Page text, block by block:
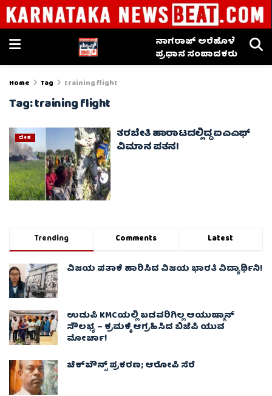
ನಾಗರಾಜ್ ಅರೆಹೊಳೆ
ಪ್ರಧಾನ ಸಂಪಾದಕರು
Home Tag training flight
Tag:training flight
ದೇಶ ತರಬೇತಿ ಹಾರಾಟದಲ್ಲಿದ್ದ ಐಎಎಫ್
ವಿಮಾನ ಪತನ!
Trending Comments Latest
ವಿಜಯ ಪತಾಕೆ ಹಾರಿಸಿದ ವಿಜಯ ಭಾರತಿ ವಿದ್ಯಾರ್ಥಿನಿ!
ಉಡುಪಿ KMCಯಲ್ಲಿ ಬಡವರಿಗಿಲ್ಲ ಆಯುಷ್ಮಾನ್
ಸೌಲಭ್ಯ – ಕ್ರಮಕ್ಕೆ ಆಗ್ರಹಿಸಿದ ಬಿಜೆಪಿ ಯುವ
ಮೋರ್ಚಾ!
ಚೆಕ್​ಬೌನ್ಸ್​ ಪ್ರಕರಣ; ಆರೋಪಿ ಸೆರೆ